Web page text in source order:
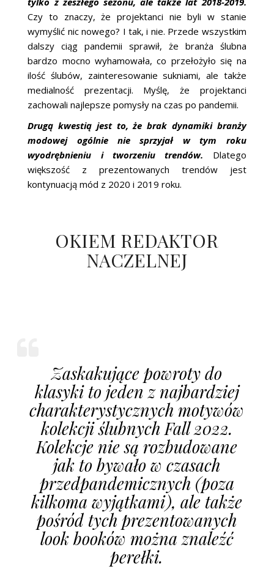
Czy to znaczy, że projektanci nie byli w stanie
wymyślić nic nowego? I tak, i nie. Przede wszystkim
dalszy ciąg pandemii sprawił, że branża ślubna
bardzo mocno wyhamowała, co przełożyło się na
ilość ślubów, zainteresowanie sukniami, ale także
medialność prezentacji. Myślę, że projektanci
zachowali najlepsze pomysły na czas po pandemii.
Drugą kwestią jest to, że brak dynamiki branży
modowej ogólnie nie sprzyjał w tym roku
wyodrębnieniu i tworzeniu trendów.
Dlatego
większość z prezentowanych trendów jest
kontynuacją mód z 2020 i 2019 roku.
OKIEM REDAKTOR
NACZELNEJ
Zaskakujące powroty do
klasyki to jeden z najbardziej
charakterystycznych motywów
kolekcji ślubnych Fall 2022.
Kolekcje nie są rozbudowane
jak to bywało w czasach
przedpandemicznych (poza
kilkoma wyjątkami), ale także
pośród tych prezentowanych
look booków można znaleźć
perełki.